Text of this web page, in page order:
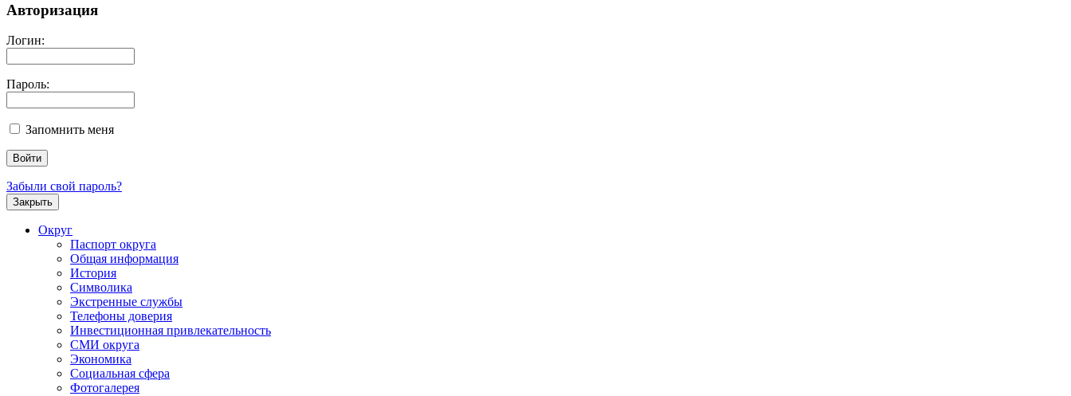
Авторизация
Логин:
Пароль:
Запомнить меня
Забыли свой пароль?
Закрыть
Округ
Паспорт округа
Общая информация
История
Символика
Экстренные службы
Телефоны доверия
Инвестиционная привлекательность
СМИ округа
Экономика
Социальная сфера
Фотогалерея